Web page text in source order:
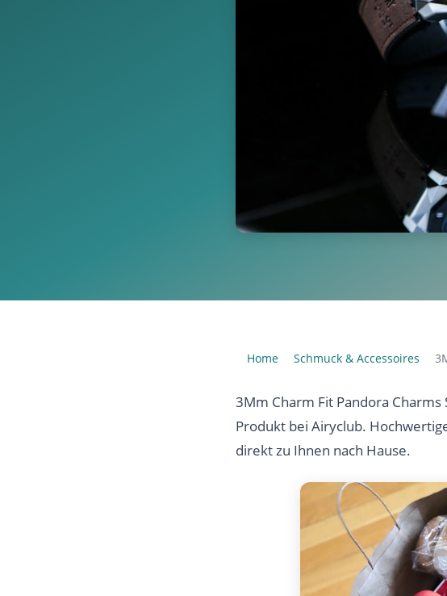
Home Schmuck & Accessoires
3Mm Charm Fit Pandora
Produkt bei Airyclub.
direkt zu Ihnen nach Hause.